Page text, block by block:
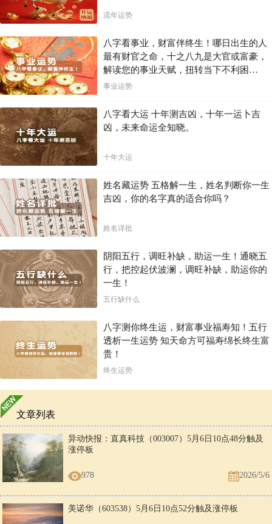
流年运势
八字看事业，财富伴终生！哪日出生的人
最有财官之命，十之八九是大官或富豪，
解读您的事业天赋，扭转当下不利困
局！！
事业运势
八字看大运 十年测吉凶，十年一运卜吉
凶，未来命运全知晓。
十年大运
姓名藏运势 五格解一生，姓名判断你一生
吉凶，你的名字真的适合你吗？
姓名详批
阴阳五行，调旺补缺，助运一生！通晓五
行，把控起伏波澜，调旺补缺，助运你的
一生！
五行缺什么
八字测你终生运，财富事业福寿知！五行
透析一生运势 知天命方可福寿绵长终生富
贵！
终生运势
文章列表
异动快报：直真科技（003007）5月6日10点48分触及
涨停板
978 2026/5/6
美诺华（603538）5月6日10点52分触及涨停板